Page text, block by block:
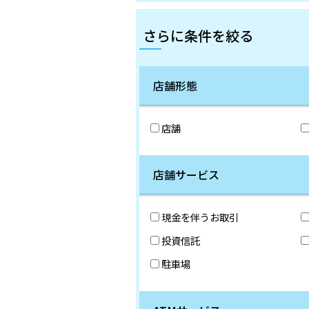
さらに条件を絞る
店舗形態
店舗
店舗サービス
現金を伴うお取引
投資信託
駐車場